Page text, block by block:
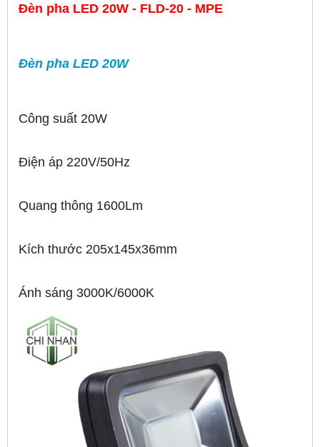
Đèn pha LED 20W - FLD-20 - MPE
Đèn pha LED 20W
Công suất 20W
Điện áp 220V/50Hz
Quang thông 1600Lm
Kích thước 205x145x36mm
Ánh sáng 3000K/6000K